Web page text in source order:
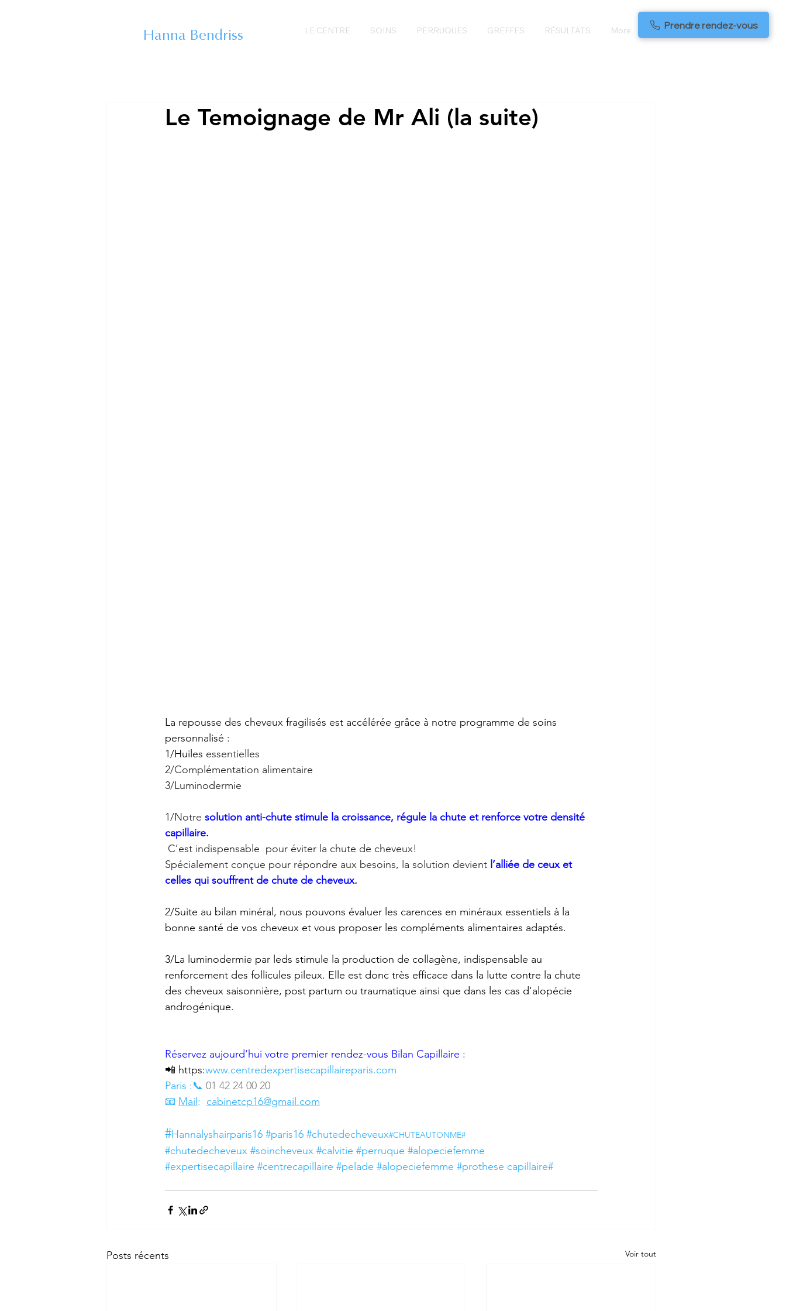
Prendre rendez-vous
LE CENTRE SOINS PERRUQUES GREFFES RÉSULTATS More
Hanna Bendriss
Le Temoignage de Mr Ali (la suite)
La repousse des cheveux fragilisés est accélérée grâce à notre programme de soins
personnalisé :
1/Huiles essentielles
2/Complémentation alimentaire
3/Luminodermie
1/Notre solution anti-chute stimule la croissance, régule la chute et renforce votre densité
capillaire.
C’est indispensable  pour éviter la chute de cheveux!
Spécialement conçue pour répondre aux besoins, la solution devient l’alliée de ceux et
celles qui souffrent de chute de cheveux.
2/Suite au bilan minéral, nous pouvons évaluer les carences en minéraux essentiels à la
bonne santé de vos cheveux et vous proposer les compléments alimentaires adaptés.
3/La luminodermie par leds stimule la production de collagène, indispensable au
renforcement des follicules pileux. Elle est donc très efficace dans la lutte contre la chute
des cheveux saisonnière, post partum ou traumatique ainsi que dans les cas d'alopécie
androgénique.
Réservez aujourd‘hui votre premier rendez-vous Bilan Capillaire :
📲 https:www.centredexpertisecapillaireparis.com
Paris :📞 01 42 24 00 20
📧 Mail : cabinetcp16@gmail.com
#Hannalyshairparis16 #paris16 #chutedecheveux#CHUTEAUTONME#
#chutedecheveux #soincheveux #calvitie #perruque #alopeciefemme
#expertisecapillaire #centrecapillaire #pelade #alopeciefemme #prothese capillaire#
Posts récents Voir tout